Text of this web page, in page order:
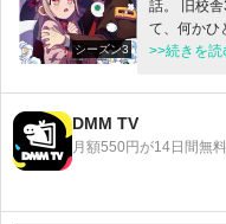
シーズン3
話。 旧校
て、何かひ
くれる。
七番目『ト
だ少女・
くんと共に
計守』か
さん』が創
>>続きを読
DMM TV
月額550円が14日間無料